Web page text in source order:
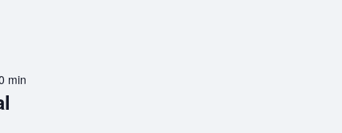
min